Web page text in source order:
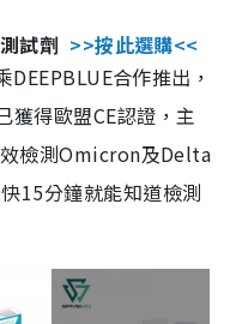
試劑 >>按此選購<<
合作推出，
獲得歐盟CE認證，主
檢測Omicron及Delta
15分鐘就能知道檢測